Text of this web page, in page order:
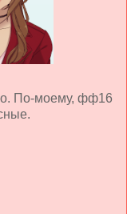
По-моему, фф16